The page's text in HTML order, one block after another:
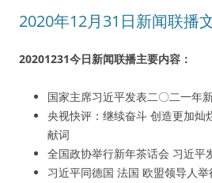
2020年12月31日新闻联播
20201231今日新闻联播主要内容：
国家主席习近平发表二〇二一年
央视快评：继续奋斗 创造更加
献词
全国政协举行新年茶话会 习近平
习近平同德国 法国 欧盟领导人